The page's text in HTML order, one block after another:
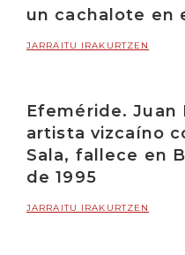
un cachalote en
JARRAITU IRAKURTZEN
Efeméride. Juan
artista vizcaíno
Sala, fallece en
de 1995
JARRAITU IRAKURTZEN